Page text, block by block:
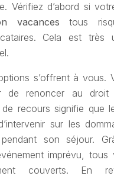
Vérifiez d’abord si
vacancestous
Cela est très
s’offrent à vous.
de renoncer au droit
recours signifie que
sur les
son séjour.
imprévu, tous
couverts. En